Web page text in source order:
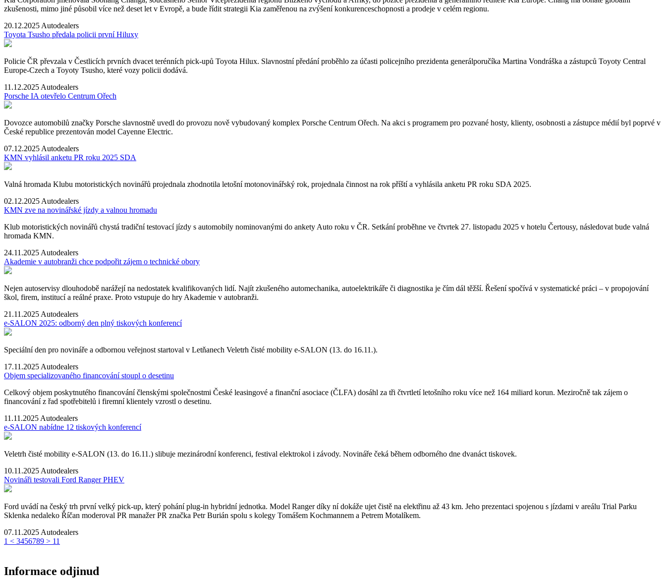
zkušenosti, mimo jiné působil více než deset let v Evropě, a bude řídit strategii Kia zaměřenou na zvýšení konkurenceschopnosti a prodeje v celém regionu.
20.12.2025 Autodealers
Toyota Tsusho předala policii první Hiluxy
Policie ČR převzala v Čestlicích prvních dvacet terénních pick-upů Toyota Hilux. Slavnostní předání proběhlo za účasti policejního prezidenta generálporučíka Martina Vondráška a zástupců Toyoty Central
Europe-Czech a Toyoty Tsusho, které vozy policii dodává.
11.12.2025 Autodealers
Porsche IA otevřelo Centrum Ořech
Dovozce automobilů značky Porsche slavnostně uvedl do provozu nově vybudovaný komplex Porsche Centrum Ořech. Na akci s programem pro pozvané hosty, klienty, osobnosti a zástupce médií byl poprvé v
České republice prezentován model Cayenne Electric.
07.12.2025 Autodealers
KMN vyhlásil anketu PR roku 2025 SDA
Valná hromada Klubu motoristických novinářů projednala zhodnotila letošní motonovinářský rok, projednala činnost na rok příští a vyhlásila anketu PR roku SDA 2025.
02.12.2025 Autodealers
KMN zve na novinářské jízdy a valnou hromadu
Klub motoristických novinářů chystá tradiční testovací jízdy s automobily nominovanými do ankety Auto roku v ČR. Setkání proběhne ve čtvrtek 27. listopadu 2025 v hotelu Čertousy, následovat bude valná
hromada KMN.
24.11.2025 Autodealers
Akademie v autobranži chce podpořit zájem o technické obory
Nejen autoservisy dlouhodobě narážejí na nedostatek kvalifikovaných lidí. Najít zkušeného automechanika, autoelektrikáře či diagnostika je čím dál těžší. Řešení spočívá v systematické práci – v propojování
škol, firem, institucí a reálné praxe. Proto vstupuje do hry Akademie v autobranži.
21.11.2025 Autodealers
e-SALON 2025: odborný den plný tiskových konferencí
Speciální den pro novináře a odbornou veřejnost startoval v Letňanech Veletrh čisté mobility e-SALON (13. do 16.11.).
17.11.2025 Autodealers
Objem specializovaného financování stoupl o desetinu
Celkový objem poskytnutého financování členskými společnostmi České leasingové a finanční asociace (ČLFA) dosáhl za tři čtvrtletí letošního roku více než 164 miliard korun. Meziročně tak zájem o
financování z řad spotřebitelů i firemní klientely vzrostl o desetinu.
11.11.2025 Autodealers
e-SALON nabídne 12 tiskových konferencí
Veletrh čisté mobility e-SALON (13. do 16.11.) slibuje mezinárodní konferenci, festival elektrokol i závody. Novináře čeká během odborného dne dvanáct tiskovek.
10.11.2025 Autodealers
Novináři testovali Ford Ranger PHEV
Ford uvádí na český trh první velký pick-up, který pohání plug-in hybridní jednotka. Model Ranger díky ní dokáže ujet čistě na elektřinu až 43 km. Jeho prezentaci spojenou s jízdami v areálu Trial Parku
Sklenka nedaleko Říčan moderoval PR manažer PR značka Petr Burián spolu s kolegy Tomášem Kochmannem a Petrem Motalíkem.
07.11.2025 Autodealers
1 < 3456789 > 11
Informace odjinud